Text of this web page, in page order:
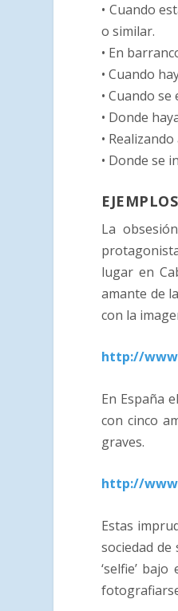
• Cuando
o similar.
• En
• Cuando
• Cuando
• Donde
•
• Donde se
La
lugar en
amante de
con la
http://
En España
con cinco
graves.
http://
Estas
sociedad
‘selfie’